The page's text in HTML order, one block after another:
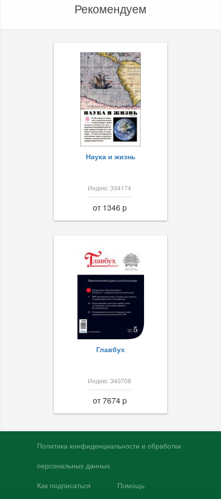
Рекомендуем
Наука и жизнь
Индекс Э34174
от 1346 p
Главбух
Индекс Э40708
от 7674 p
Политика конфиденциальности и обработки
персональных данных
Как подписаться Помощь